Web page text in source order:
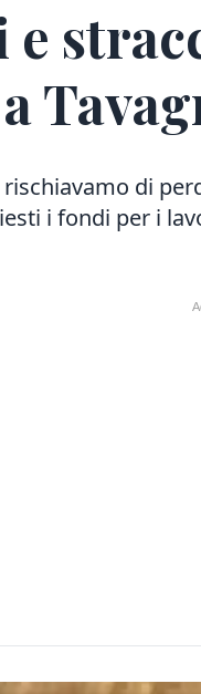
e
rischiavamo di
i fondi per i